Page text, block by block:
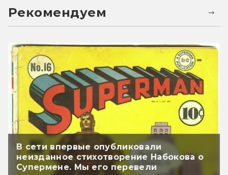
Рекомендуем
В сети впервые опубликовали
неизданное стихотворение Набокова о
Супермене. Мы его перевели